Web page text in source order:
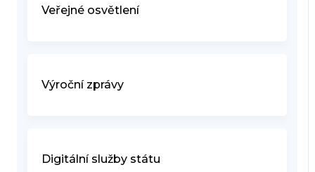
Veřejné osvětlení
Výroční zprávy
Digitální služby státu